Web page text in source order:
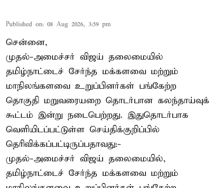
Published on: 08 Aug 2026, 3:59 pm
சென்னை,
முதல்-அமைச்சர் விஜய் தலைமையில்
தமிழ்நாட்டைச் சேர்ந்த மக்களவை மற்றும்
மாநிலங்களவை உறுப்பினர்கள் பங்கேற்ற
தொகுதி மறுவரையறை தொடர்பான கலந்தாய்வுக்
கூட்டம் இன்று நடைபெற்றது. இதுதொடர்பாக
வெளியிடப்பட்டுள்ள செய்திக்குறிப்பில்
தெரிவிக்கப்பட்டிருப்பதாவது:-
முதல்-அமைச்சர் விஜய் தலைமையில்,
தமிழ்நாட்டைச் சேர்ந்த மக்களவை மற்றும்